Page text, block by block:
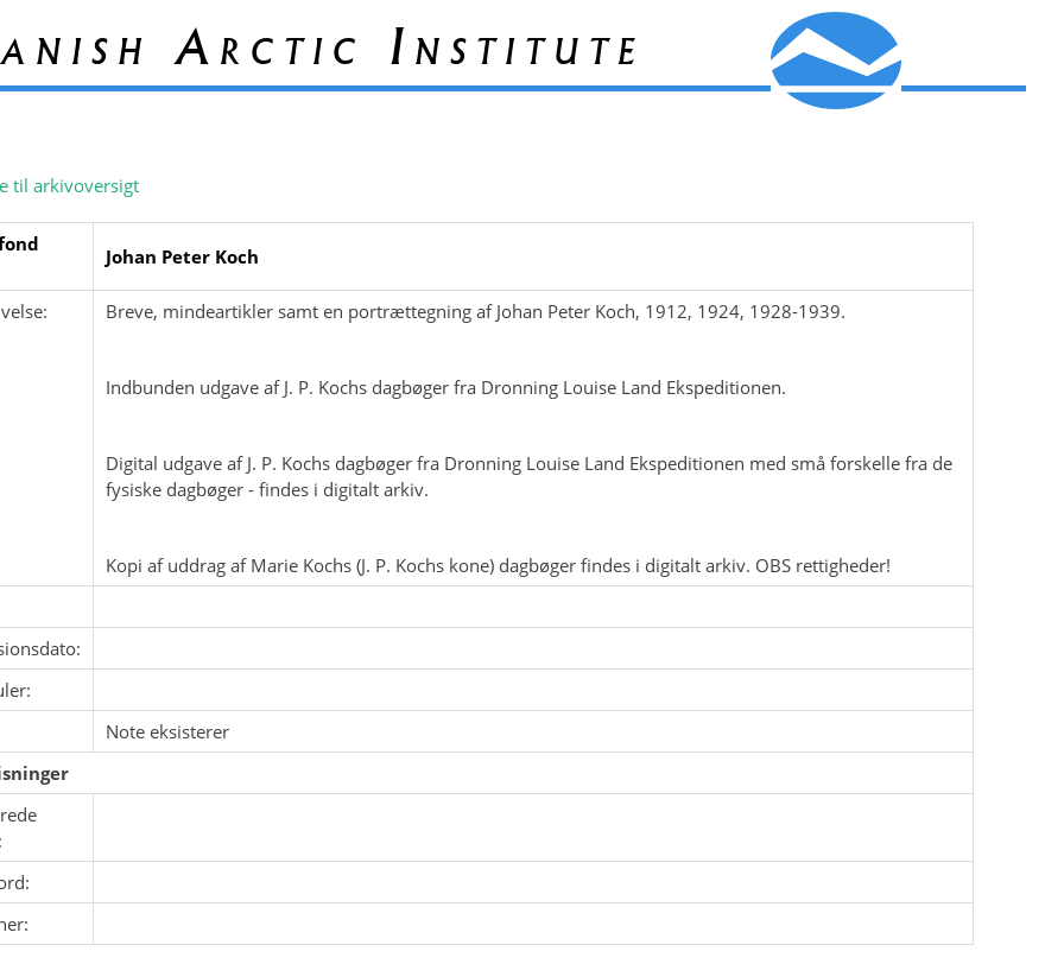
Arctic Institute
til arkivoversigt
Johan Peter Koch
Breve, mindeartikler samt en portrættegning af Johan Peter Koch, 1912, 1924, 1928-1939.
Indbunden udgave af J. P. Kochs dagbøger fra Dronning Louise Land Ekspeditionen.
Digital udgave af J. P. Kochs dagbøger fra Dronning Louise Land Ekspeditionen med små forskelle fra de
fysiske dagbøger - findes i digitalt arkiv.
Kopi af uddrag af Marie Kochs (J. P. Kochs kone) dagbøger findes i digitalt arkiv. OBS rettigheder!
Note eksisterer